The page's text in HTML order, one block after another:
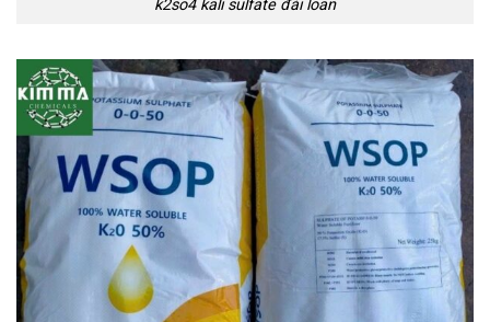
k2so4 kali sulfate đài loan